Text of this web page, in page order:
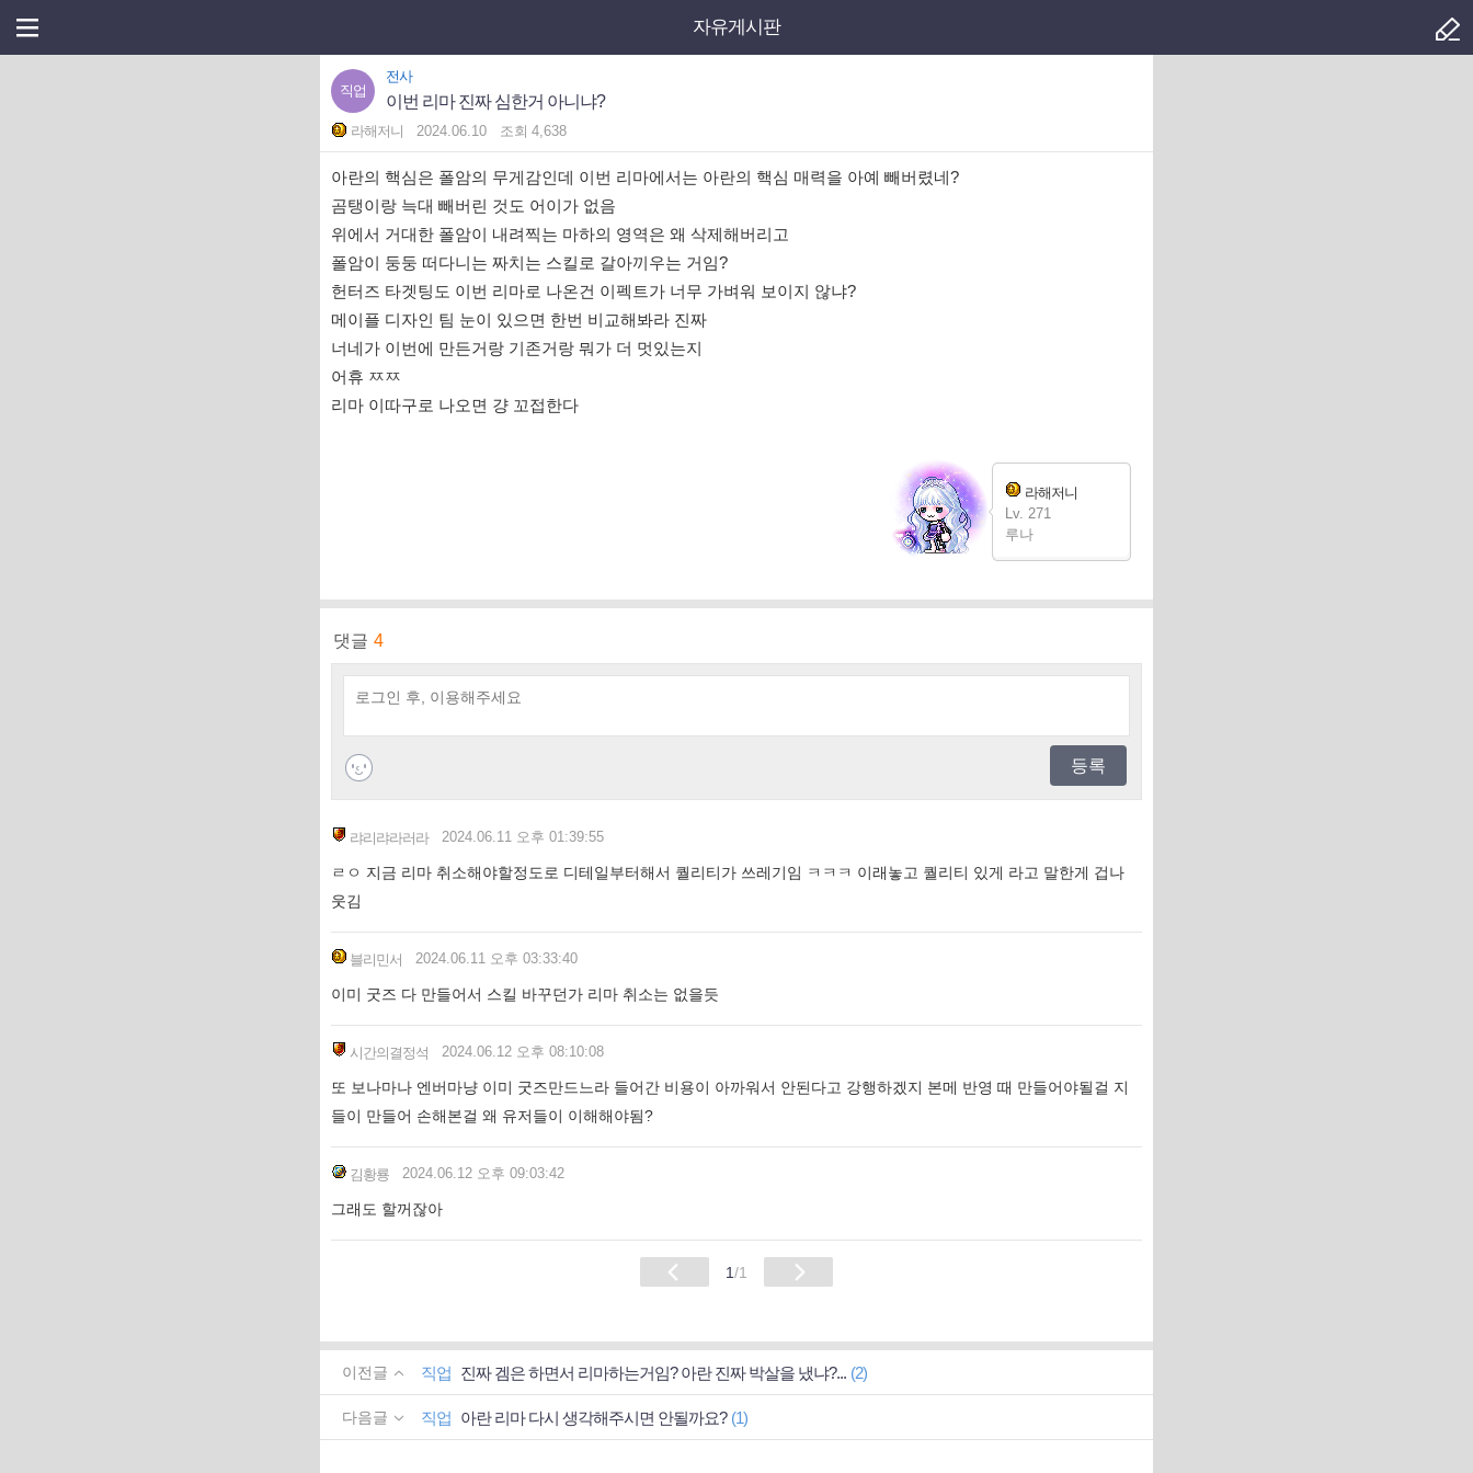
자유게시판
직업
전사
이번 리마 진짜 심한거 아니냐?
라해저니 2024.06.10 조회 4,638
아란의 핵심은 폴암의 무게감인데 이번 리마에서는 아란의 핵심 매력을 아예 빼버렸네?
곰탱이랑 늑대 빼버린 것도 어이가 없음
위에서 거대한 폴암이 내려찍는 마하의 영역은 왜 삭제해버리고
폴암이 둥둥 떠다니는 짜치는 스킬로 갈아끼우는 거임?
헌터즈 타겟팅도 이번 리마로 나온건 이펙트가 너무 가벼워 보이지 않냐?
메이플 디자인 팀 눈이 있으면 한번 비교해봐라 진짜
너네가 이번에 만든거랑 기존거랑 뭐가 더 멋있는지
어휴 ㅉㅉ
리마 이따구로 나오면 걍 꼬접한다
라해저니
Lv. 271
루나
댓글 4
등록
랴리랴라러라 2024.06.11 오후 01:39:55
ㄹㅇ 지금 리마 취소해야할정도로 디테일부터해서 퀄리티가 쓰레기임 ㅋㅋㅋ 이래놓고 퀄리티 있게 라고 말한게 겁나
웃김
블리민서 2024.06.11 오후 03:33:40
이미 굿즈 다 만들어서 스킬 바꾸던가 리마 취소는 없을듯
시간의결정석 2024.06.12 오후 08:10:08
또 보나마나 엔버마냥 이미 굿즈만드느라 들어간 비용이 아까워서 안된다고 강행하겠지 본메 반영 때 만들어야될걸 지
들이 만들어 손해본걸 왜 유저들이 이해해야됨?
김황룡 2024.06.12 오후 09:03:42
그래도 할꺼잖아
1/1
이전글 직업 진짜 겜은 하면서 리마하는거임? 아란 진짜 박살을 냈냐?... (2)
다음글 직업 아란 리마 다시 생각해주시면 안될까요? (1)